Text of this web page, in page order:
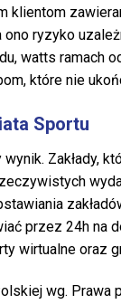
ryzyko
watts ramach
które nie
Sportu
Zakłady,
przez 24h
wirtualne oraz
wg. Prawa